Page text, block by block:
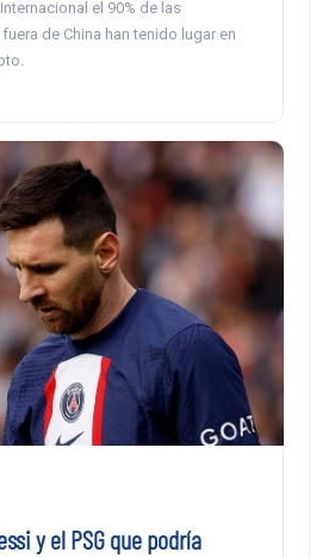
el 90% de las
de China han tenido lugar en
y el PSG que podría